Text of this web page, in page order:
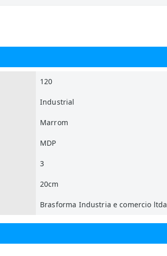
120
Industrial
Marrom
MDP
3
20cm
Brasforma Industria e comercio ltda